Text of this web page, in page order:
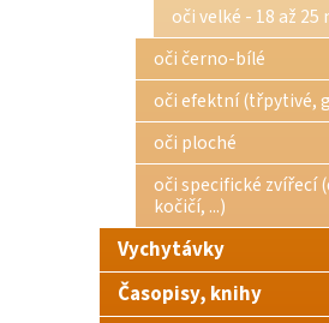
oči velké - 18 až 25
oči černo-bílé
oči efektní (třpytivé,
oči ploché
oči specifické zvířecí
kočičí, ...)
Vychytávky
Časopisy, knihy